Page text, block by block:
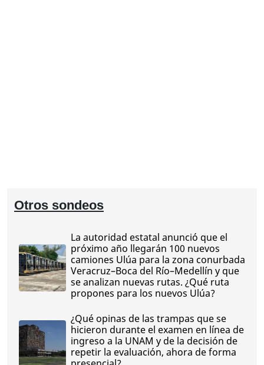
Otros sondeos
La autoridad estatal anunció que el
próximo año llegarán 100 nuevos
camiones Ulúa para la zona conurbada
Veracruz–Boca del Río–Medellín y que
se analizan nuevas rutas. ¿Qué ruta
propones para los nuevos Ulúa?
¿Qué opinas de las trampas que se
hicieron durante el examen en línea de
ingreso a la UNAM y de la decisión de
repetir la evaluación, ahora de forma